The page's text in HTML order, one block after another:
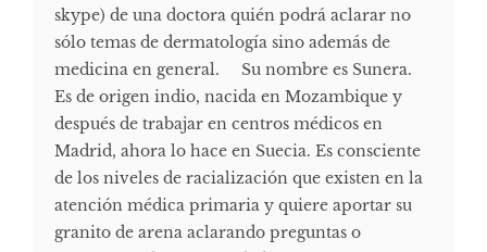
skype) de una doctora quién podrá aclarar no
sólo temas de dermatología sino además de
medicina en general. Su nombre es Sunera.
Es de origen indio, nacida en Mozambique y
después de trabajar en centros médicos en
Madrid, ahora lo hace en Suecia. Es consciente
de los niveles de racialización que existen en la
atención médica primaria y quiere aportar su
granito de arena aclarando preguntas o